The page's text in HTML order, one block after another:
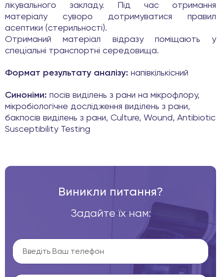
лікувального закладу. Під час отримання
матеріалу суворо дотримуватися правил
асептики (стерильності).
Отриманий матеріал відразу поміщають у
спеціальні транспортні середовища.
Формат результату аналізу: напівкількісний
Синоніми: посів виділень з рани на мікрофлору,
мікробіологічне дослідження виділень з рани,
бакпосів виділень з рани, Culture, Wound, Antibiotic
Susceptibility Testing
Виникли питання?
Задайте їх нам: